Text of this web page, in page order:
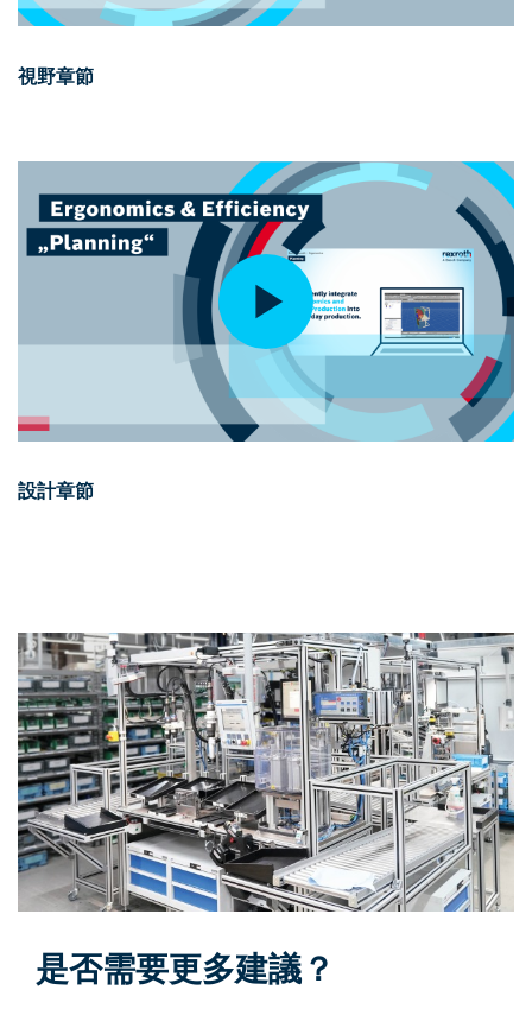
視野章節
設計章節
是否需要更多建議？